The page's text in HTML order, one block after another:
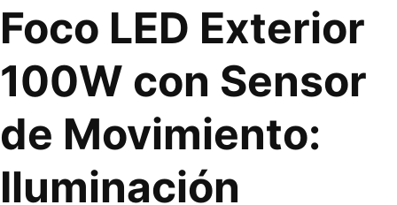
Foco LED Exterior
100W con Sensor
de Movimiento:
Iluminación